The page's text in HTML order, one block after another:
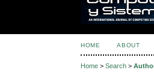
HOME ABOUT
Home >Search >